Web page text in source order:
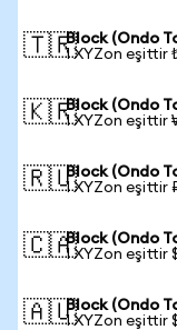
🇹🇷Block (Ondo
1 XYZon eşittir
🇰🇷Block (Ondo
1 XYZon eşittir
🇷🇺Block (Ondo
1 XYZon eşittir
🇨🇦Block (Ondo
1 XYZon eşittir
🇦🇺Block (Ondo
1 XYZon eşittir